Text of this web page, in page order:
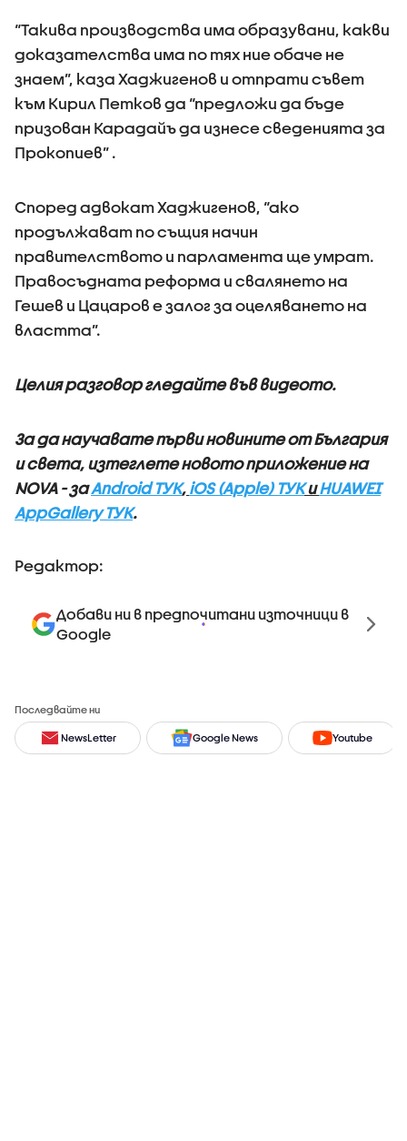
“Такива производства има образувани, какви
доказателства има по тях ние обаче не
знаем”, каза Хаджигенов и отпрати съвет
към Кирил Петков да “предложи да бъде
призован Карадайъ да изнесе сведенията за
Прокопиев” .
Според адвокат Хаджигенов, “ако
продължават по същия начин
правителството и парламента ще умрат.
Правосъдната реформа и свалянето на
Гешев и Цацаров е залог за оцеляването на
властта”.
Целия разговор гледайте във видеото.
За да научавате първи новините от България
и света, изтеглете новото приложение на
NOVA - заAndroid ТУК, iOS (Apple) ТУКиHUAWEI
AppGallery ТУК.
Редактор:
Добави ни в предпочитани източници в
Google
Последвайте ни
NewsLetter Google News Youtube